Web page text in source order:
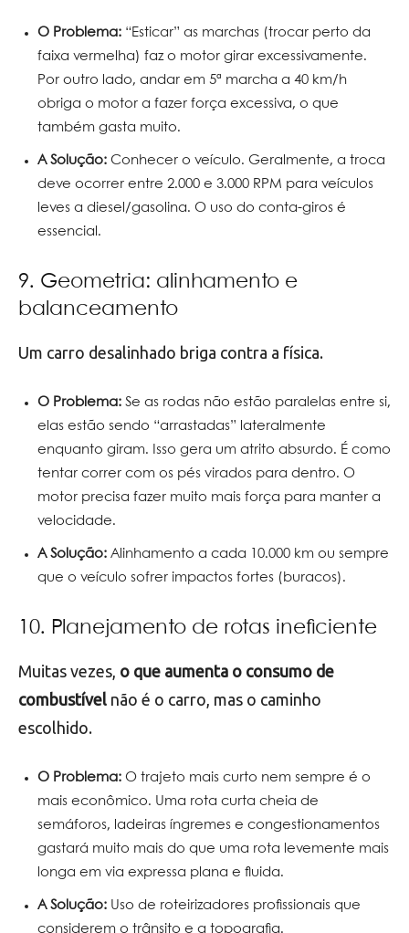
O Problema: “Esticar” as marchas (trocar perto da
faixa vermelha) faz o motor girar excessivamente.
Por outro lado, andar em 5ª marcha a 40 km/h
obriga o motor a fazer força excessiva, o que
também gasta muito.
A Solução: Conhecer o veículo. Geralmente, a troca
deve ocorrer entre 2.000 e 3.000 RPM para veículos
leves a diesel/gasolina. O uso do conta-giros é
essencial.
9. Geometria: alinhamento e
balanceamento
Um carro desalinhado briga contra a física.
O Problema: Se as rodas não estão paralelas entre si,
elas estão sendo “arrastadas” lateralmente
enquanto giram. Isso gera um atrito absurdo. É como
tentar correr com os pés virados para dentro. O
motor precisa fazer muito mais força para manter a
velocidade.
A Solução: Alinhamento a cada 10.000 km ou sempre
que o veículo sofrer impactos fortes (buracos).
10. Planejamento de rotas ineficiente
Muitas vezes, o que aumenta o consumo de
combustível não é o carro, mas o caminho
escolhido.
O Problema: O trajeto mais curto nem sempre é o
mais econômico. Uma rota curta cheia de
semáforos, ladeiras íngremes e congestionamentos
gastará muito mais do que uma rota levemente mais
longa em via expressa plana e fluida.
A Solução: Uso de roteirizadores profissionais que
considerem o trânsito e a topografia.